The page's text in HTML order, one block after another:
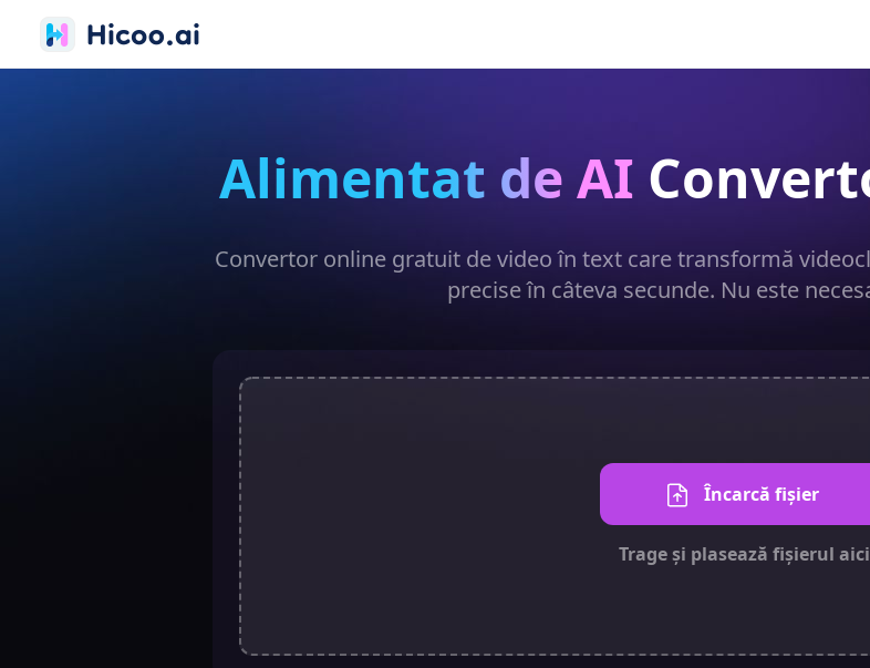
Alimentat de AI
Convertor online gratuit de video în text care transformă
precise în câteva secunde. Nu este
Încarcă fișier
Trage și plasează fișierul aici